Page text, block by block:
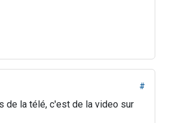
#
de la télé, c'est de la video sur